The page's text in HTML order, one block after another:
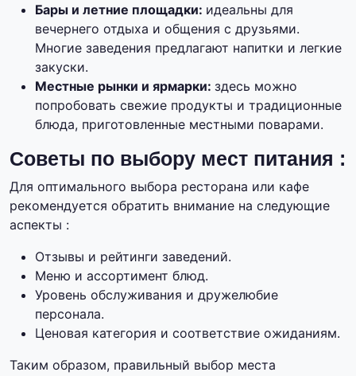
Бары и летние площадки: идеальны для
вечернего отдыха и общения с друзьями.
Многие заведения предлагают напитки и легкие
закуски.
Местные рынки и ярмарки: здесь можно
попробовать свежие продукты и традиционные
блюда, приготовленные местными поварами.
Советы по выбору мест питания :
Для оптимального выбора ресторана или кафе
рекомендуется обратить внимание на следующие
аспекты :
Отзывы и рейтинги заведений.
Меню и ассортимент блюд.
Уровень обслуживания и дружелюбие
персонала.
Ценовая категория и соответствие ожиданиям.
Таким образом, правильный выбор места